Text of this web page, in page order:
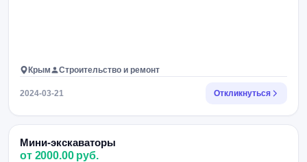
Крым Строительство и ремонт
2024-03-21 Откликнуться
Мини-экскаваторы
от 2000.00 руб.